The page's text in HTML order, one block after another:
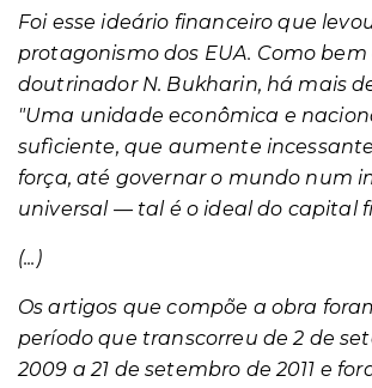
Foi esse ideário financeiro que
protagonismo dos EUA. Como bem
doutrinador N. Bukharin, há mais
"Uma unidade econômica e
sufìciente, que aumente
força, até governar o mundo num
universal — tal é o ideal do capital
(...)
Os artigos que compõe a obra
período que transcorreu de 2 de
2009 a 21 de setembro de 2011 e